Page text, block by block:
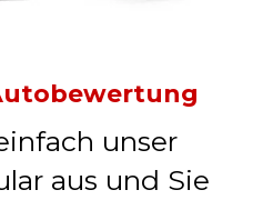
unser
aus und Sie